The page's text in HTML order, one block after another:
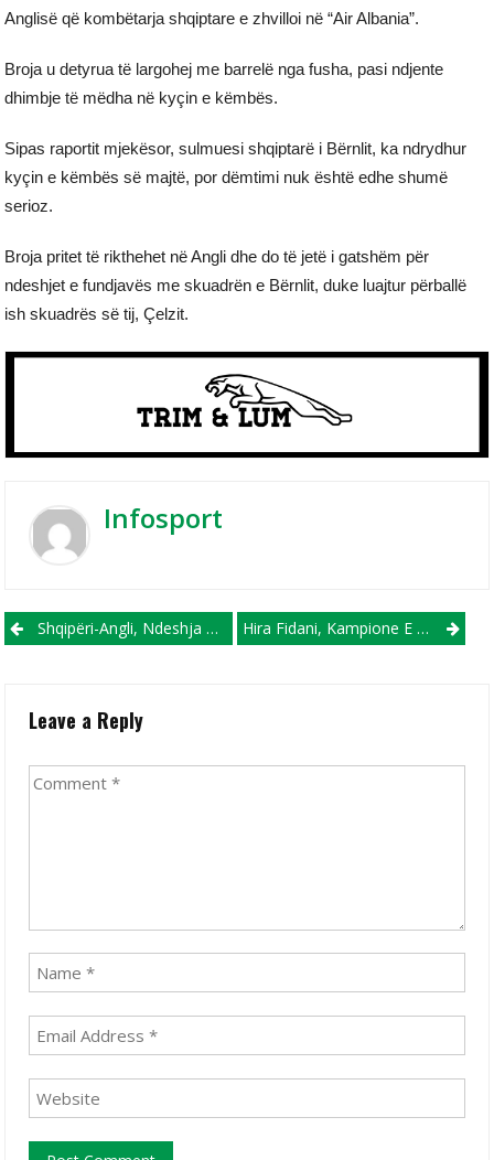
Anglisë që kombëtarja shqiptare e zhvilloi në “Air Albania”.
Broja u detyrua të largohej me barrelë nga fusha, pasi ndjente
dhimbje të mëdha në kyçin e këmbës.
Sipas raportit mjekësor, sulmuesi shqiptarë i Bërnlit, ka ndrydhur
kyçin e këmbës së majtë, por dëmtimi nuk është edhe shumë
serioz.
Broja pritet të rikthehet në Angli dhe do të jetë i gatshëm për
ndeshjet e fundjavës me skuadrën e Bërnlit, duke luajtur përballë
ish skuadrës së tij, Çelzit.
Infosport
Post navigation
Shqipëri-Angli, Ndeshja Më E Shtrenjtë Në Histori, Ja Sa Të Holla Përfitoi FSHF Nga Shitja E Biletave! Hira Fidani, Kampione E RMV-Së Në Kategorinë -54 Kg, Vitin E Ardhshëm Pjesë E Europianit Në Qipro
Leave a Reply